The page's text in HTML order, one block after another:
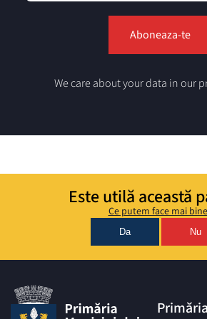
We care about your data in our
Este utilă această
Ce putem face mai
Da Nu